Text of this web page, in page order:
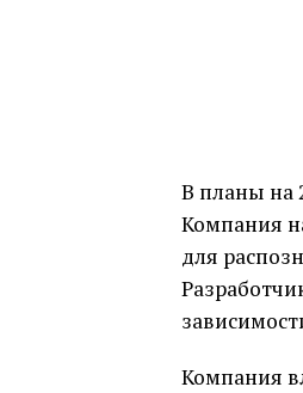
В планы на
Компания
для
Компания